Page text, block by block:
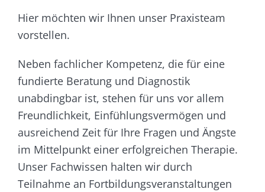
Kontakt
Hier möchten wir Ihnen unser Praxisteam
vorstellen.
Neben fachlicher Kompetenz, die für eine
fundierte Beratung und Diagnostik
unabdingbar ist, stehen für uns vor allem
Freundlichkeit, Einfühlungsvermögen und
ausreichend Zeit für Ihre Fragen und Ängste
im Mittelpunkt einer erfolgreichen Therapie.
Unser Fachwissen halten wir durch
Teilnahme an Fortbildungsveranstaltungen